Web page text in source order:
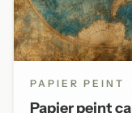
PAPIER PEINT
Papier peint